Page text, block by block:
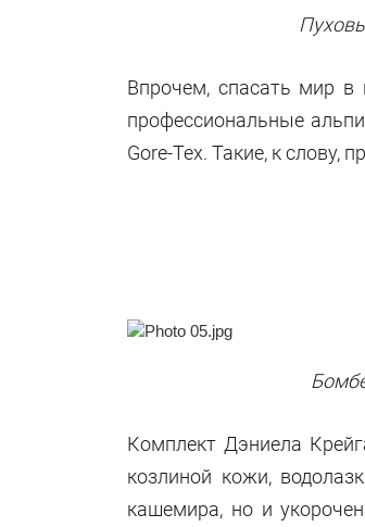
Впрочем, спасать мир в
профессиональные
Gore-Tex. Такие, к слову,
Комплект Дэниела
козлиной кожи,
кашемира, но и